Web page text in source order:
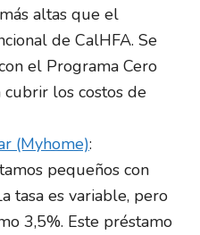
altas que el
de CalHFA. Se
el Programa Cero
cubrir los costos de
(Myhome):
pequeños con
tasa es variable, pero
3,5%. Este préstamo